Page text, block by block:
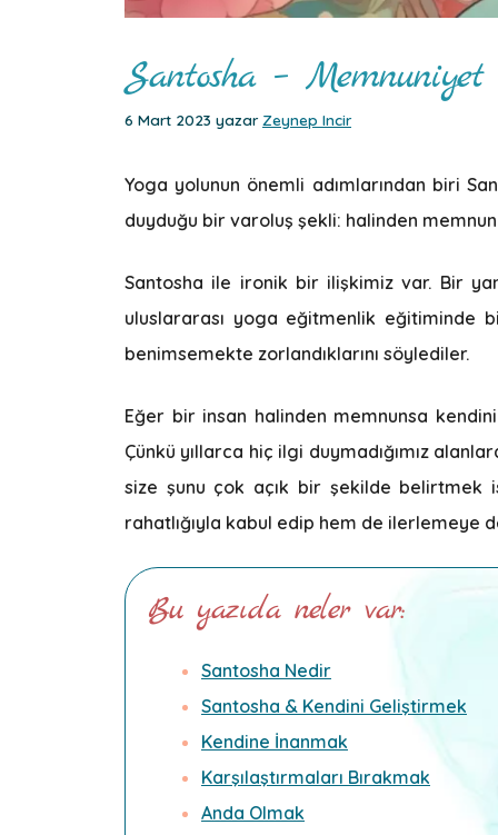
Santosha – Memnuniyet
6 Mart 2023 yazar Zeynep Incir
Yoga yolunun önemli adımlarından biri
duyduğu bir varoluş şekli: halinden
Santosha ile ironik bir ilişkimiz var. Bir
uluslararası yoga eğitmenlik eğitiminde
benimsemekte zorlandıklarını söylediler.
Eğer bir insan halinden memnunsa
Çünkü yıllarca hiç ilgi duymadığımız
size şunu çok açık bir şekilde belirtmek
rahatlığıyla kabul edip hem de
Bu yazıda neler var:
Santosha Nedir
Santosha & Kendini Geliştirmek
Kendine İnanmak
Karşılaştırmaları Bırakmak
Anda Olmak